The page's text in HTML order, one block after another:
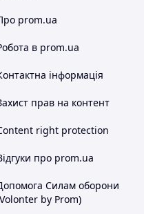
prom.ua
в prom.ua
інформація
прав на контент
right protection
про prom.ua
Силам оборони
by Prom)